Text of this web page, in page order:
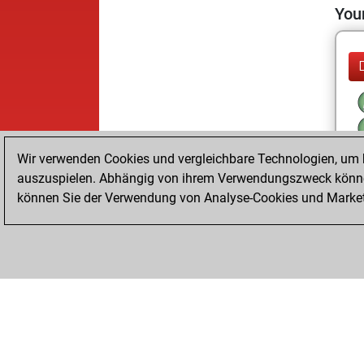
Wir verwenden Cookies und vergleichbare Technologien,
auszuspielen. Abhängig von ihrem Verwendungszweck
können Sie der Verwendung von Analyse-Cookies und